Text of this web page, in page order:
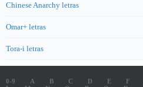
Chinese Anarchy letras
Omar+ letras
Tora-i letras
0-9 A B C D E F